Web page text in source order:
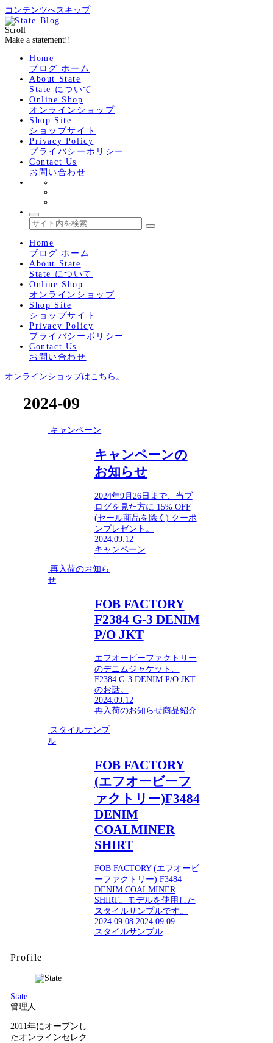
コンテンツへスキップ
Scroll
Make a statement!!
Home
ブログ ホーム
About State
State について
Online Shop
オンラインショップ
Shop Site
ショップサイト
Privacy Policy
プライバシーポリシー
Contact Us
お問い合わせ
Home
ブログ ホーム
About State
State について
Online Shop
オンラインショップ
Shop Site
ショップサイト
Privacy Policy
プライバシーポリシー
Contact Us
お問い合わせ
オンラインショップはこちら。
2024-09
キャンペーン
キャンペーンの
お知らせ
2024年9月26日まで、当ブ
ログを見た方に 15% OFF
(セール商品を除く) クーポ
ンプレゼント。
2024.09.12
キャンペーン
再入荷のお知ら
せ
FOB FACTORY
F2384 G-3 DENIM
P/O JKT
エフオービーファクトリー
のデニムジャケット、
F2384 G-3 DENIM P/O JKT
のお話。
2024.09.12
再入荷のお知らせ商品紹介
スタイルサンプ
ル
FOB FACTORY
(エフオービーフ
ァクトリー)F3484
DENIM
COALMINER
SHIRT
FOB FACTORY (エフオービ
ーファクトリー) F3484
DENIM COALMINER
SHIRT。モデルを使用した
スタイルサンプルです。
2024.09.08 2024.09.09
スタイルサンプル
Profile
State
管理人
2011年にオープンし
たオンラインセレク